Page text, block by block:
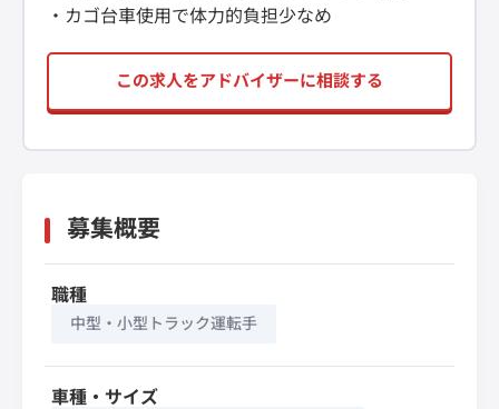
・カゴ台車使用で体力的負担少なめ
この求人をアドバイザーに相談する
募集概要
職種
中型・小型トラック運転手
車種・サイズ